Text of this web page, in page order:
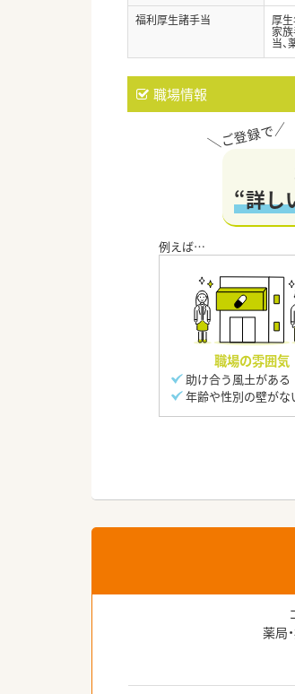
福利厚生諸手当
厚
家族
当
職場情報
“詳し
職場の雰囲気
助け合う風土がある
年齢や性別の壁がな
薬局